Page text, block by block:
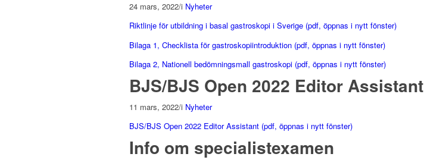
24 mars, 2022/i Nyheter
Riktlinje för utbildning i basal gastroskopi i Sverige (pdf, öppnas i nytt fönster)
Bilaga 1, Checklista för gastroskopiintroduktion (pdf, öppnas i nytt fönster)
Bilaga 2, Nationell bedömningsmall gastroskopi (pdf, öppnas i nytt fönster)
BJS/BJS Open 2022 Editor Assistant
11 mars, 2022/i Nyheter
BJS/BJS Open 2022 Editor Assistant (pdf, öppnas i nytt fönster)
Info om specialistexamen